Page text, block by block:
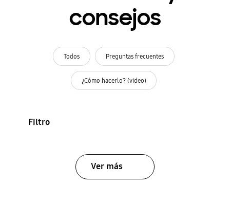
consejos
Todos Preguntas frecuentes
¿Cómo hacerlo? (video)
Filtro
Ver más